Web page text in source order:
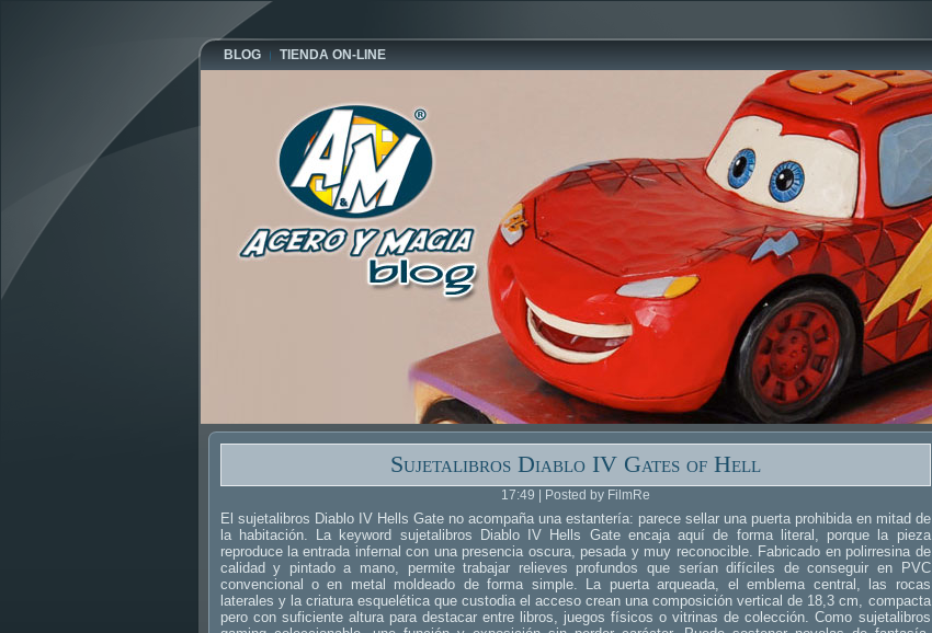
BLOG TIENDA ON-LINE
Sujetalibros Diablo IV Gates of Hell
17:49 | Posted by FilmRe
El sujetalibros Diablo IV Hells Gate no acompaña una estantería: parece sellar una puerta prohibida en mitad de
la habitación. La keyword sujetalibros Diablo IV Hells Gate encaja aquí de forma literal, porque la pieza
reproduce la entrada infernal con una presencia oscura, pesada y muy reconocible. Fabricado en polirresina de
calidad y pintado a mano, permite trabajar relieves profundos que serían difíciles de conseguir en PVC
convencional o en metal moldeado de forma simple. La puerta arqueada, el emblema central, las rocas
laterales y la criatura esquelética que custodia el acceso crean una composición vertical de 18,3 cm, compacta
pero con suficiente altura para destacar entre libros, juegos físicos o vitrinas de colección. Como sujetalibros